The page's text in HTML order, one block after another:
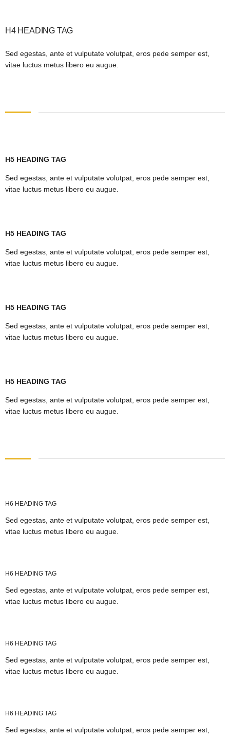
H4 HEADING TAG
Sed egestas, ante et vulputate volutpat, eros pede semper est,
vitae luctus metus libero eu augue.
H5 HEADING TAG
Sed egestas, ante et vulputate volutpat, eros pede semper est,
vitae luctus metus libero eu augue.
H5 HEADING TAG
Sed egestas, ante et vulputate volutpat, eros pede semper est,
vitae luctus metus libero eu augue.
H5 HEADING TAG
Sed egestas, ante et vulputate volutpat, eros pede semper est,
vitae luctus metus libero eu augue.
H5 HEADING TAG
Sed egestas, ante et vulputate volutpat, eros pede semper est,
vitae luctus metus libero eu augue.
H6 HEADING TAG
Sed egestas, ante et vulputate volutpat, eros pede semper est,
vitae luctus metus libero eu augue.
H6 HEADING TAG
Sed egestas, ante et vulputate volutpat, eros pede semper est,
vitae luctus metus libero eu augue.
H6 HEADING TAG
Sed egestas, ante et vulputate volutpat, eros pede semper est,
vitae luctus metus libero eu augue.
H6 HEADING TAG
Sed egestas, ante et vulputate volutpat, eros pede semper est,